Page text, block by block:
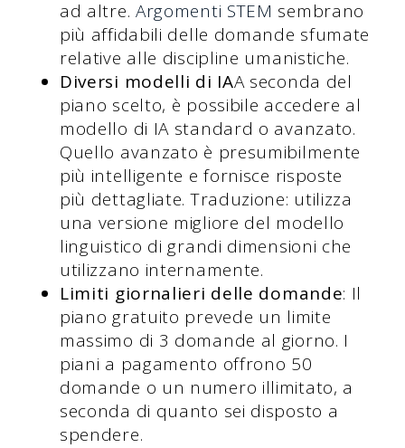
ad altre. Argomenti STEM sembrano
più affidabili delle domande sfumate
relative alle discipline umanistiche.
Diversi modelli di IAA seconda del
piano scelto, è possibile accedere al
modello di IA standard o avanzato.
Quello avanzato è presumibilmente
più intelligente e fornisce risposte
più dettagliate. Traduzione: utilizza
una versione migliore del modello
linguistico di grandi dimensioni che
utilizzano internamente.
Limiti giornalieri delle domande: Il
piano gratuito prevede un limite
massimo di 3 domande al giorno. I
piani a pagamento offrono 50
domande o un numero illimitato, a
seconda di quanto sei disposto a
spendere.